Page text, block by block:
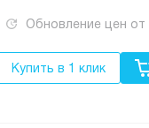
Обновление цен от
Купить в 1 клик